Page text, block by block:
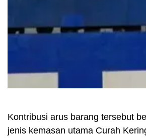
Kontribusi arus barang tersebut
jenis kemasan utama Curah